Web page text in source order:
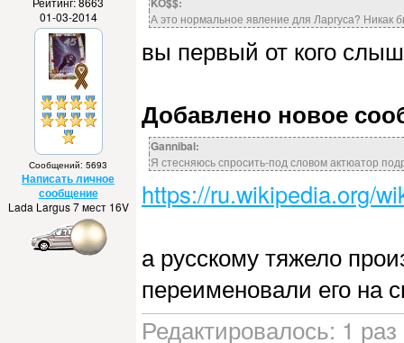
01-03-2014
Сообщений: 5693
Написать личное
сообщение
Lada Largus 7 мест 16V
А это нормальное явление для Ларгуса? Никак
вы первый от кого
Добавлено новое
Gannibal:
Я стесняюсь спросить-под словом актюатор
https://ru.wikipedia.org/
а русскому тяжело
переименовали его на
Редактировалось: 1